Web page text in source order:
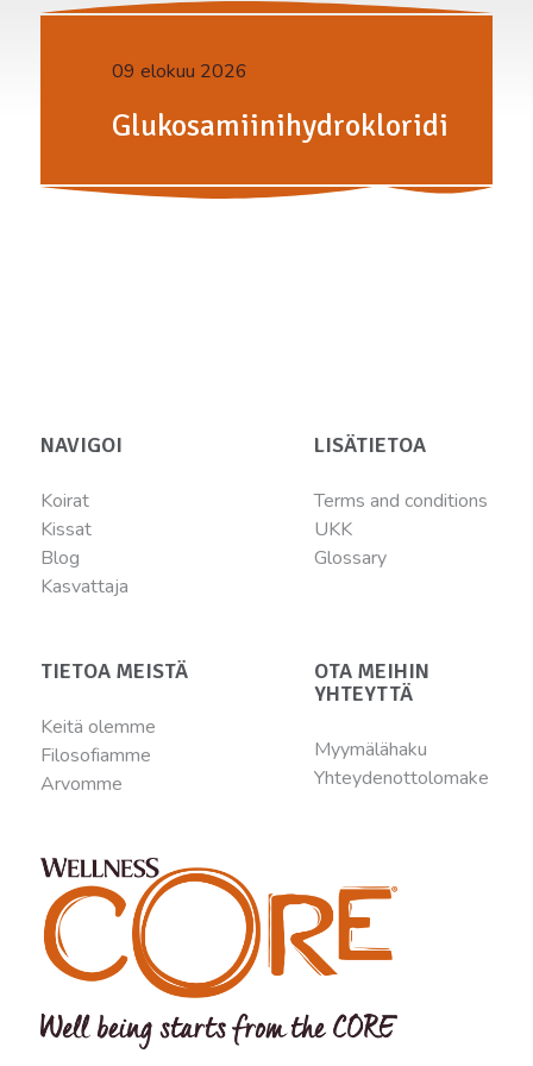
09 elokuu 2026
Glukosamiinihydrokloridi
NAVIGOI
Koirat
Kissat
Blog
Kasvattaja
LISÄTIETOA
Terms and conditions
UKK
Glossary
TIETOA MEISTÄ
Keitä olemme
Filosofiamme
Arvomme
OTA MEIHIN
YHTEYTTÄ
Myymälähaku
Yhteydenottolomake